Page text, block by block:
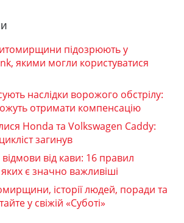
підозрюють у
якими могли користуватися
наслідки ворожого обстрілу:
отримати компенсацію
Honda та Volkswagen Caddy:
загинув
від кави: 16 правил
є значно важливіші
історії людей, поради та
у свіжій «Суботі»